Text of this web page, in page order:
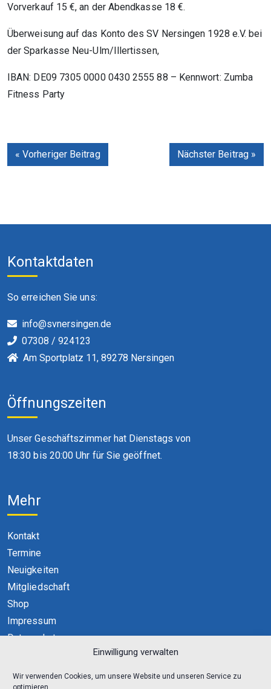
Einwilligung verwalten
Wir verwenden Cookies, um unsere Website und unseren Service zu
optimieren.
Vorverkauf 15 €, an der Abendkasse 18 €.
Überweisung auf das Konto des SV Nersingen 1928 e.V. bei
der Sparkasse Neu-Ulm/Illertissen,
IBAN: DE09 7305 0000 0430 2555 88 – Kennwort: Zumba
Fitness Party
« Vorheriger Beitrag Nächster Beitrag »
Kontaktdaten
So erreichen Sie uns:
info@svnersingen.de
07308 / 924123
Am Sportplatz 11, 89278 Nersingen
Öffnungszeiten
Unser Geschäftszimmer hat Dienstags von
18:30 bis 20:00 Uhr für Sie geöffnet.
Mehr
Kontakt
Termine
Neuigkeiten
Mitgliedschaft
Shop
Impressum
Datenschutz
Cookie-Richtlinie (EU)